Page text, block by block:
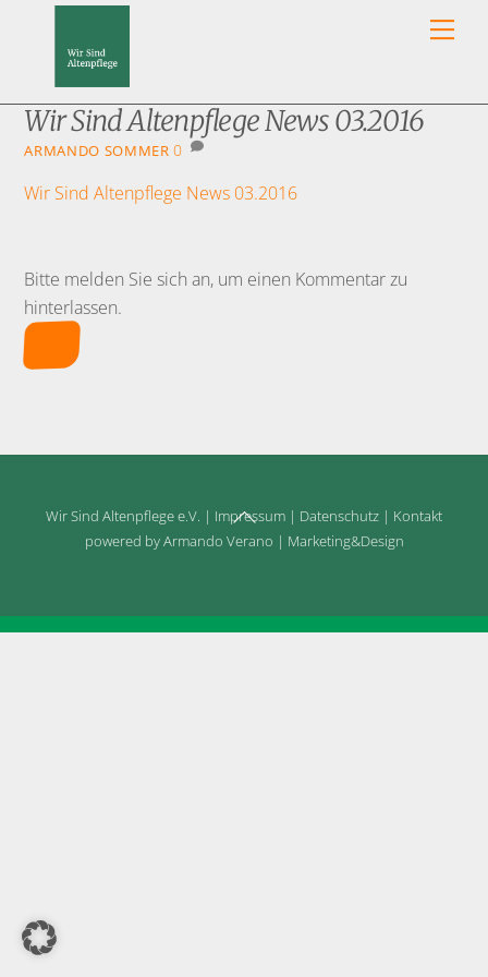
Wir Sind Altenpflege News 03.2016
ARMANDO SOMMER 0
Wir Sind Altenpflege News 03.2016
Bitte melden Sie sich an, um einen Kommentar zu
hinterlassen.
Back
To
Wir Sind Altenpflege e.V. | Impressum | Datenschutz | Kontakt
powered by Armando Verano | Marketing&Design